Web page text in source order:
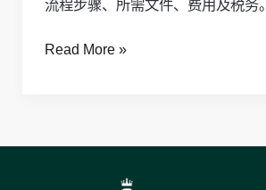
流程步骤、所需文件、费用及税务。
南
Read More »